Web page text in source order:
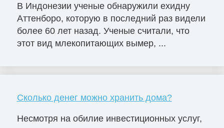
В Индонезии ученые обнаружили ехидну
Аттенборо, которую в последний раз видели
более 60 лет назад. Ученые считали, что
этот вид млекопитающих вымер, ...
Сколько денег можно хранить дома?
Несмотря на обилие инвестиционных услуг,